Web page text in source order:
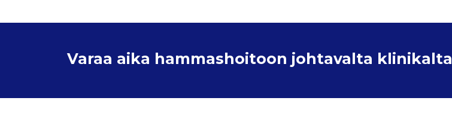
Varaa aika hammashoitoon johtavalta klinikalta